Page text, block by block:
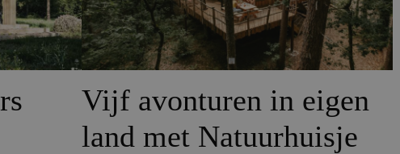
Vijf avonturen in eigen
land met Natuurhuisje